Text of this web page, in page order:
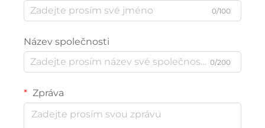
0/100
Název společnosti
0/200
Zpráva